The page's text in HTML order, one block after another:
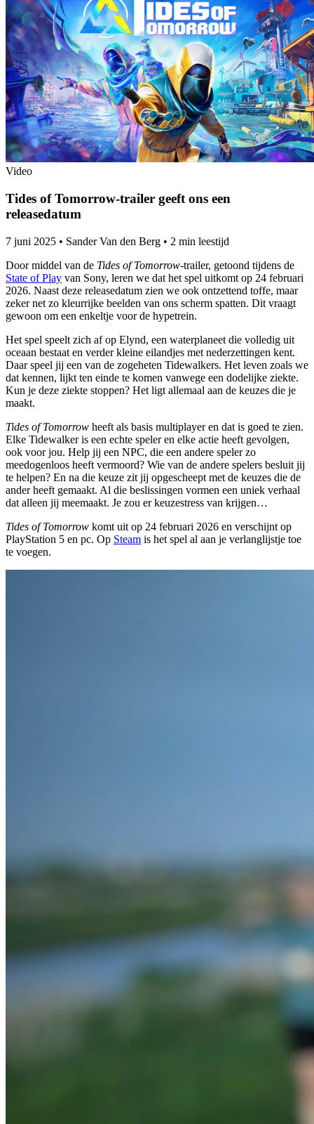
Video
Tides of Tomorrow-trailer geeft ons een
releasedatum
7 juni 2025 • Sander Van den Berg • 2 min leestijd
Door middel van de Tides of Tomorrow-trailer, getoond tijdens de
State of Play van Sony, leren we dat het spel uitkomt op 24 februari
2026. Naast deze releasedatum zien we ook ontzettend toffe, maar
zeker net zo kleurrijke beelden van ons scherm spatten. Dit vraagt
gewoon om een enkeltje voor de hypetrein.
Het spel speelt zich af op Elynd, een waterplaneet die volledig uit
oceaan bestaat en verder kleine eilandjes met nederzettingen kent.
Daar speel jij een van de zogeheten Tidewalkers. Het leven zoals we
dat kennen, lijkt ten einde te komen vanwege een dodelijke ziekte.
Kun je deze ziekte stoppen? Het ligt allemaal aan de keuzes die je
maakt.
Tides of Tomorrow heeft als basis multiplayer en dat is goed te zien.
Elke Tidewalker is een echte speler en elke actie heeft gevolgen,
ook voor jou. Help jij een NPC, die een andere speler zo
meedogenloos heeft vermoord? Wie van de andere spelers besluit jij
te helpen? En na die keuze zit jij opgescheept met de keuzes die de
ander heeft gemaakt. Al die beslissingen vormen een uniek verhaal
dat alleen jij meemaakt. Je zou er keuzestress van krijgen…
Tides of Tomorrow komt uit op 24 februari 2026 en verschijnt op
PlayStation 5 en pc. Op Steam is het spel al aan je verlanglijstje toe
te voegen.